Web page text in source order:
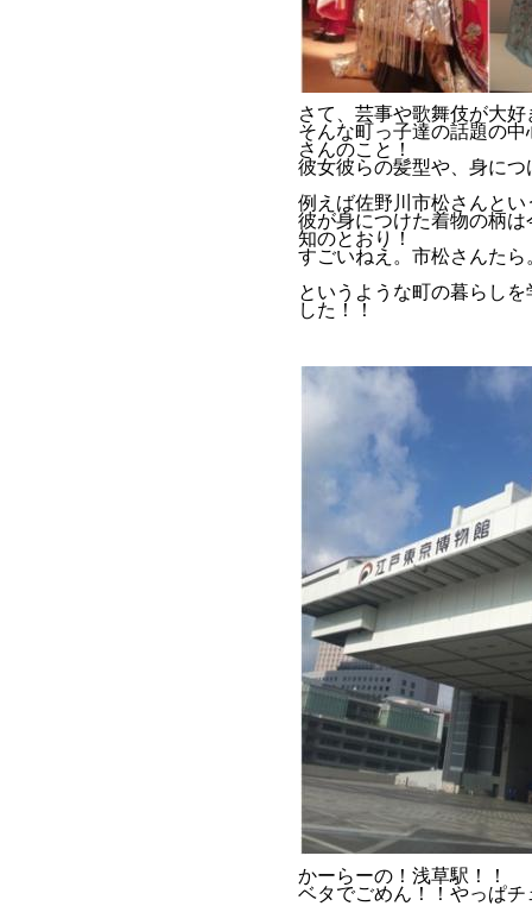
さて、芸事や歌舞伎が大
そんな町っ子達の話題の
さんのこと！
彼女彼らの髪型や、身に
例えば佐野川市松さんと
彼が身につけた着物の柄
知のとおり！
すごいねえ。市松さんたら
というような町の暮らし
した！！
かーらーの！浅草駅！！
ベタでごめん！！やっぱ